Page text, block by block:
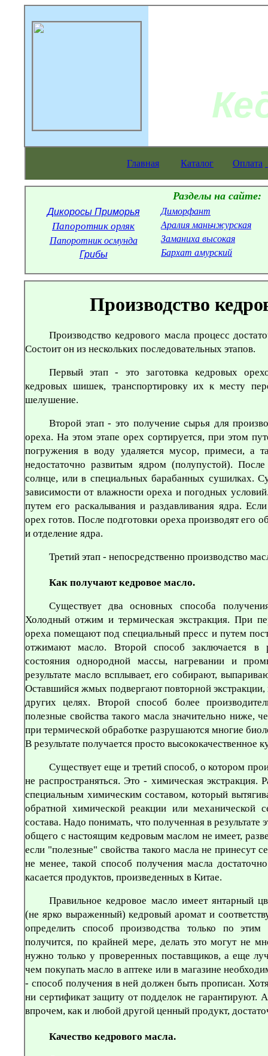
Главная Каталог Оплата
Разделы на сайте:
Дикоросы Приморья
Папоротник орляк
Папоротник осмунда
Грибы
Диморфант
Аралия маньчжурская
Заманиха высокая
Бархат амурский
Производство
Производство кедрового масла процесс
Состоит он из нескольких последовательных этапов.
Первый этап - это заготовка кедровых
кедровых шишек, транспортировку их к месту
шелушение.
Второй этап - это получение сырья для
ореха. На этом этапе орех сортируется, при этом
погружения в воду удаляется мусор, примеси, а
недостаточно развитым ядром (полупустой).
солнце, или в специальных барабанных сушилках.
зависимости от влажности ореха и погодных
путем его раскалывания и раздавливания ядра.
орех готов. После подготовки ореха производят его
и отделение ядра.
Третий этап - непосредственно производство
Как получают кедровое масло.
Существует два основных способа
Холодный отжим и термическая экстракция. При
ореха помещают под специальный пресс и путем
отжимают масло. Второй способ заключается в
состояния однородной массы, нагревании и
результате масло всплывает, его собирают,
Оставшийся жмых подвергают повторной
других целях. Второй способ более
полезные свойства такого масла значительно ниже,
при термической обработке разрушаются многие
В результате получается просто высококачественное
Существует еще и третий способ, о котором
не распространяться. Это - химическая экстракция.
специальным химическим составом, который
обратной химической реакции или механической
состава. Надо понимать, что полученная в результате
общего с настоящим кедровым маслом не имеет,
если "полезные" свойства такого масла не принесут
не менее, такой способ получения масла
касается продуктов, произведенных в Китае.
Правильное кедровое масло имеет янтарный
(не ярко выраженный) кедровый аромат и
определить способ производства только по
получится, по крайней мере, делать это могут не
нужно только у проверенных поставщиков, а еще
чем покупать масло в аптеке или в магазине
- способ получения в ней должен быть прописан.
ни сертификат защиту от подделок не гарантируют.
впрочем, как и любой другой ценный продукт,
Качество кедрового масла.